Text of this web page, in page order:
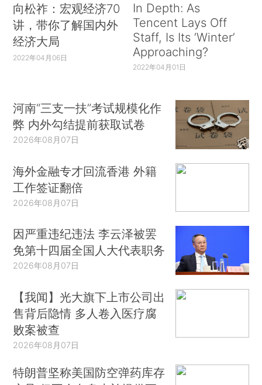
向松祚：宏观经济70
讲，带你了解国内外
经济大局
2022年04月06日
In Depth: As
Tencent Lays Off
Staff, Is Its ‘Winter’
Approaching?
2022年04月01日
河南“三支一扶”考试规模化作
弊 内外勾结提前获取试卷
2026年08月07日
海外金融专才回流香港 外籍
工作签证翻倍
2026年08月07日
因严重违纪违法 李云泽被罢
免第十四届全国人大代表职务
2026年08月07日
【我闻】光大旗下上市公司出
售背后隐情 多人卷入医疗腐
败案被查
2026年08月07日
特朗普坚称美国防空弹药库存